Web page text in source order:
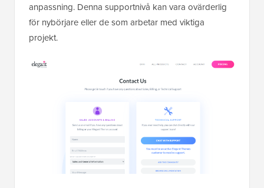
anpassning. Denna supportnivå kan vara ovärderlig
för nybörjare eller de som arbetar med viktiga
projekt.